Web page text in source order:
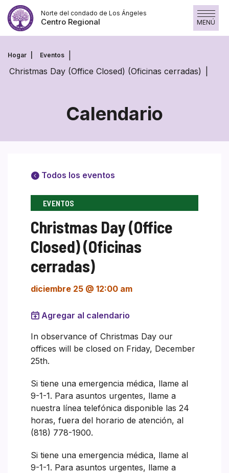
Saltar
contenido
Norte del condado de Los Ángeles
Centro Regional MENÚ
Hogar Eventos
Christmas Day (Office Closed) (Oficinas cerradas)
Calendario
Todos los eventos
EVENTOS
Christmas Day (Office
Closed) (Oficinas
cerradas)
diciembre 25 @ 12:00 am
Agregar al calendario
In observance of Christmas Day our
offices will be closed on Friday, December
25th.
Si tiene una emergencia médica, llame al
9-1-1. Para asuntos urgentes, llame a
nuestra línea telefónica disponible las 24
horas, fuera del horario de atención, al
(818) 778-1900.
Si tiene una emergencia médica, llame al
9-1-1. Para asuntos urgentes, llame a